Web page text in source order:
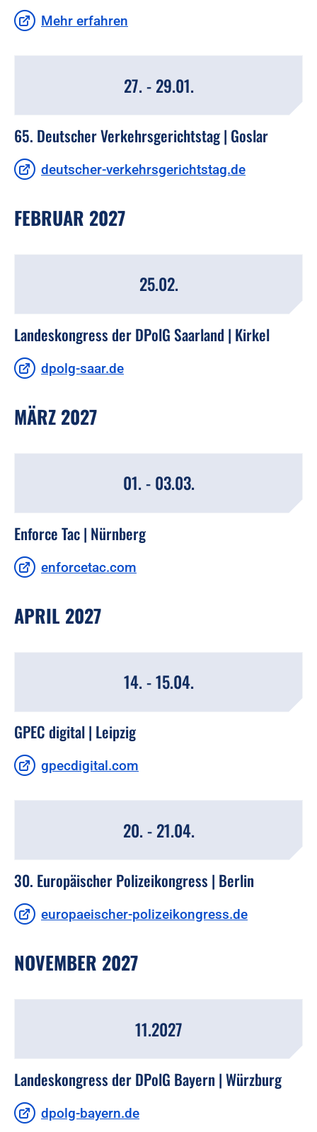
Mehr erfahren
27. - 29.01.
65. Deutscher Verkehrsgerichtstag | Goslar
deutscher-verkehrsgerichtstag.de
FEBRUAR 2027
25.02.
Landeskongress der DPolG Saarland | Kirkel
dpolg-saar.de
MÄRZ 2027
01. - 03.03.
Enforce Tac | Nürnberg
enforcetac.com
APRIL 2027
14. - 15.04.
GPEC digital | Leipzig
gpecdigital.com
20. - 21.04.
30. Europäischer Polizeikongress | Berlin
europaeischer-polizeikongress.de
NOVEMBER 2027
11.2027
Landeskongress der DPolG Bayern | Würzburg
dpolg-bayern.de